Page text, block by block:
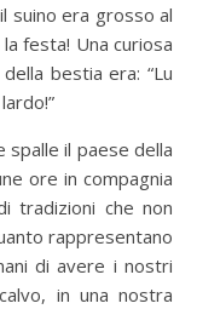
suino era grosso al
festa! Una curiosa
bestia era: “Lu
spalle il paese della
ore in compagnia
tradizioni che non
rappresentano
di avere i nostri
in una nostra